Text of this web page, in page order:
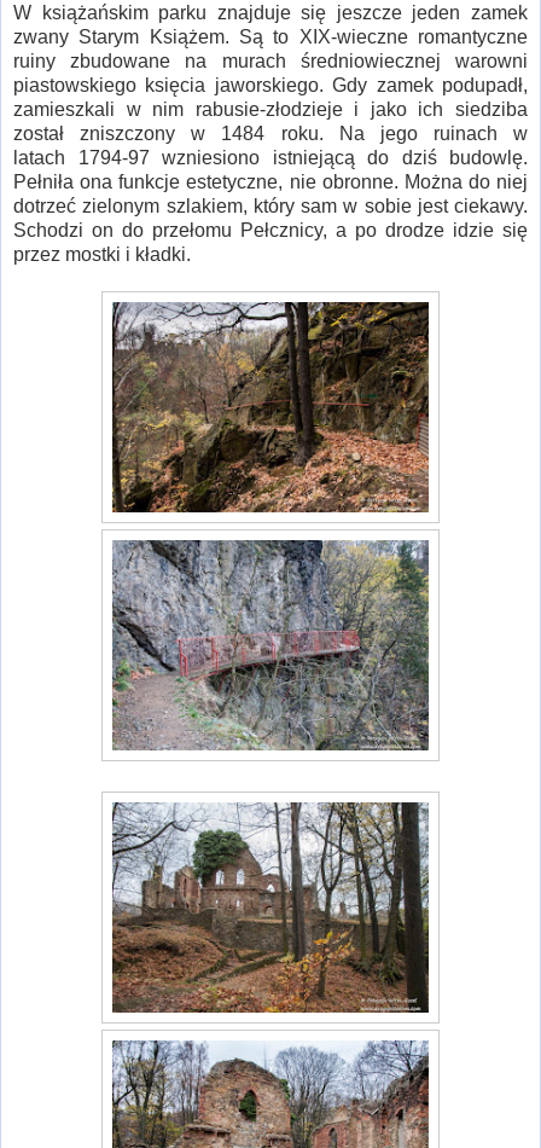
W książańskim parku znajduje się jeszcze jeden zamek
zwany Starym Książem. Są to XIX-wieczne romantyczne
ruiny zbudowane na murach średniowiecznej warowni
piastowskiego księcia jaworskiego. Gdy zamek podupadł,
zamieszkali w nim rabusie-złodzieje i jako ich siedziba
został zniszczony w 1484 roku. Na jego ruinach w
latach 1794-97 wzniesiono istniejącą do dziś budowlę.
Pełniła ona funkcje estetyczne, nie obronne. Można do niej
dotrzeć zielonym szlakiem, który sam w sobie jest ciekawy.
Schodzi on do przełomu Pełcznicy, a po drodze idzie się
przez mostki i kładki.